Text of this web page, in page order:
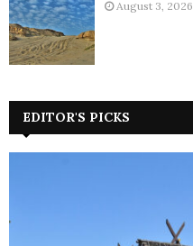
August 3, 2026
EDITOR'S PICKS